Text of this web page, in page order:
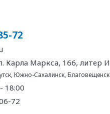
72
Карла Маркса, 166, литер И
,Южно-Сахалинск,Благовещенск
18:00
72